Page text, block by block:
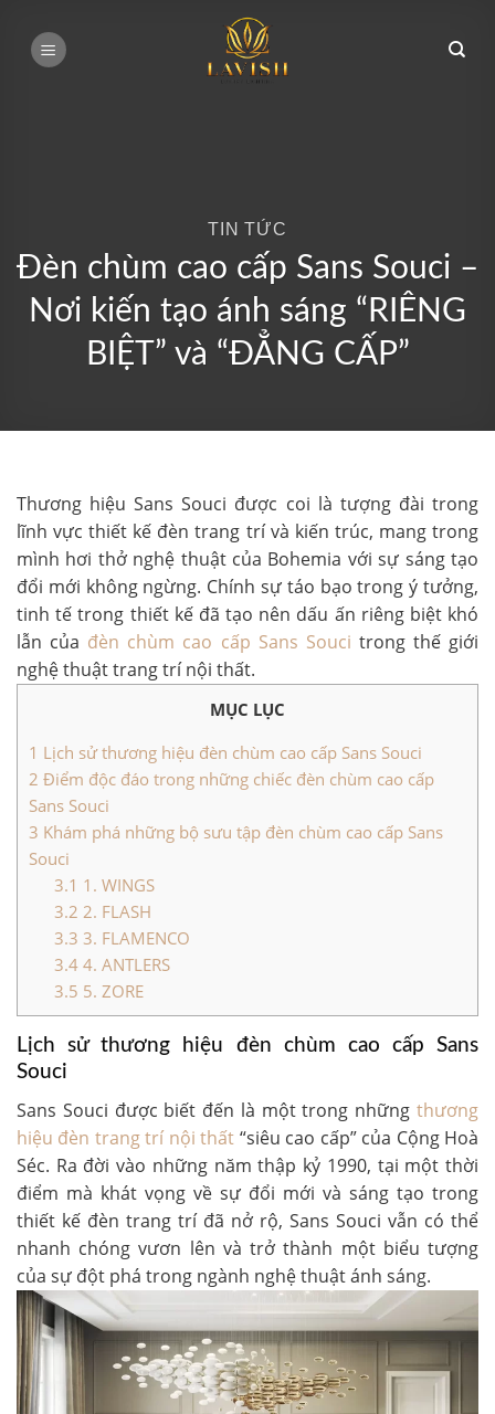
TIN TỨC
Đèn chùm cao cấp Sans Souci –
Nơi kiến tạo ánh sáng “RIÊNG
BIỆT” và “ĐẲNG CẤP”
Thương hiệu Sans Souci được coi là tượng đài trong
lĩnh vực thiết kế đèn trang trí và kiến trúc, mang trong
mình hơi thở nghệ thuật của Bohemia với sự sáng tạo
đổi mới không ngừng. Chính sự táo bạo trong ý tưởng,
tinh tế trong thiết kế đã tạo nên dấu ấn riêng biệt khó
lẫn của đèn chùm cao cấp Sans Souci trong thế giới
nghệ thuật trang trí nội thất.
MỤC LỤC
1 Lịch sử thương hiệu đèn chùm cao cấp Sans Souci
2 Điểm độc đáo trong những chiếc đèn chùm cao cấp
Sans Souci
3 Khám phá những bộ sưu tập đèn chùm cao cấp Sans
Souci
3.1 1. WINGS
3.2 2. FLASH
3.3 3. FLAMENCO
3.44. ANTLERS
3.5 5. ZORE
Lịch sử thương hiệu đèn chùm cao cấp Sans
Souci
Sans Souci được biết đến là một trong những thương
hiệu đèn trang trí nội thất “siêu cao cấp” của Cộng Hoà
Séc. Ra đời vào những năm thập kỷ 1990, tại một thời
điểm mà khát vọng về sự đổi mới và sáng tạo trong
thiết kế đèn trang trí đã nở rộ, Sans Souci vẫn có thể
nhanh chóng vươn lên và trở thành một biểu tượng
của sự đột phá trong ngành nghệ thuật ánh sáng.